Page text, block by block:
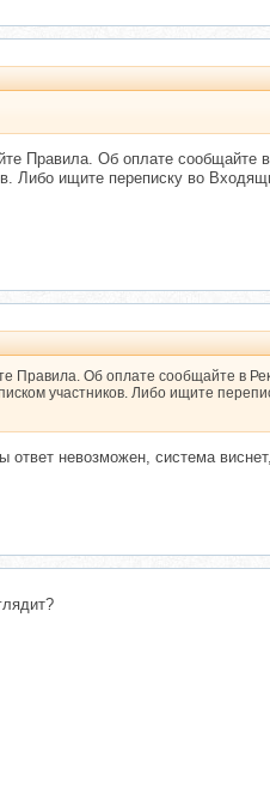
Правила. Об оплате сообщайте
Либо ищите переписку во
Правила. Об оплате сообщайте в
участников. Либо ищите
ответ невозможен, система